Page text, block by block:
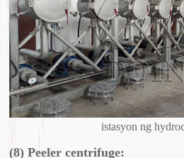
istasyon ng
(8) Peeler centrifuge: